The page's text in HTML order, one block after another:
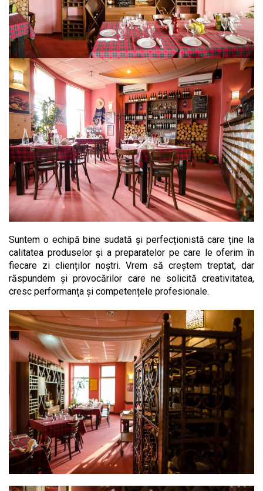
Suntem o echipă bine sudată și perfecționistă care ține la
calitatea produselor și a preparatelor pe care le oferim în
fiecare zi clienților noștri. Vrem să creștem treptat, dar
răspundem și provocărilor care ne solicită creativitatea,
cresc performanța și competențele profesionale.